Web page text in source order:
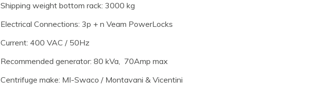
Shipping weight bottom rack: 3000 kg
Electrical Connections: 3p + n Veam PowerLocks
Current: 400 VAC / 50Hz
Recommended generator: 80 kVa, 70Amp max
Centrifuge make: MI-Swaco / Montavani & Vicentini